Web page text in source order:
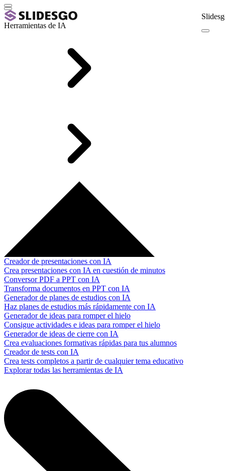
Herramientas de IA
Creador de presentaciones con IA
Crea presentaciones con IA en cuestión de minutos
Conversor PDF a PPT con IA
Transforma documentos en PPT con IA
Generador de planes de estudios con IA
Haz planes de estudios más rápidamente con IA
Generador de ideas para romper el hielo
Consigue actividades e ideas para romper el hielo
Generador de ideas de cierre con IA
Crea evaluaciones formativas rápidas para tus alumnos
Creador de tests con IA
Crea tests completos a partir de cualquier tema educativo
Explorar todas las herramientas de IA